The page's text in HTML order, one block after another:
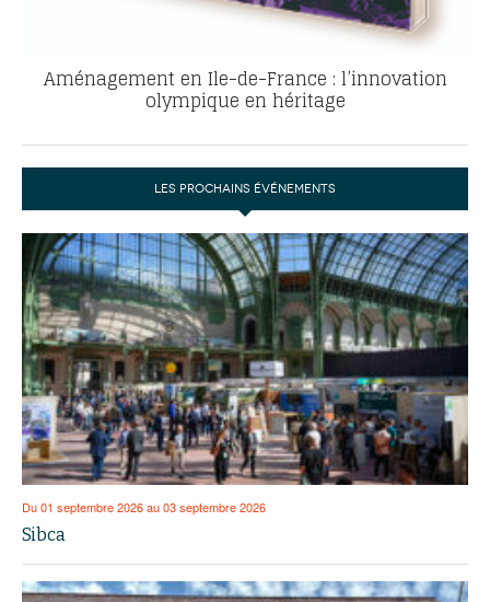
Aménagement en Ile-de-France : l’innovation
olympique en héritage
LES PROCHAINS ÉVÉNEMENTS
Du 01 septembre 2026 au 03 septembre 2026
Sibca